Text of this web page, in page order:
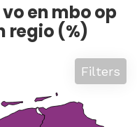
en mbo op
regio (%)
Filters